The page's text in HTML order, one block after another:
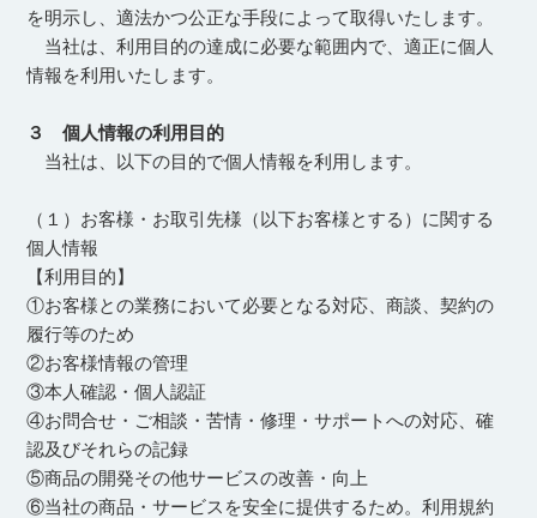
を明示し、適法かつ公正な手段によって取得いたします。
当社は、利用目的の達成に必要な範囲内で、適正に個人
情報を利用いたします。
３ 個人情報の利用目的
当社は、以下の目的で個人情報を利用します。
（１）お客様・お取引先様（以下お客様とする）に関する
個人情報
【利用目的】
①お客様との業務において必要となる対応、商談、契約の
履行等のため
②お客様情報の管理
③本人確認・個人認証
④お問合せ・ご相談・苦情・修理・サポートへの対応、確
認及びそれらの記録
⑤商品の開発その他サービスの改善・向上
⑥当社の商品・サービスを安全に提供するため。利用規約